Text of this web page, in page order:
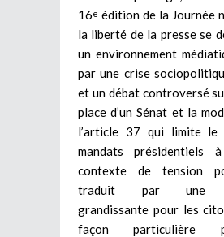
16e édition de la Journée
la liberté de la presse se
un environnement
par une crise
et un débat controversé
place d’un Sénat et la
l’article 37 qui limite le
mandats présidentiels
contexte de tension
traduit par une
grandissante pour les
façon particulière